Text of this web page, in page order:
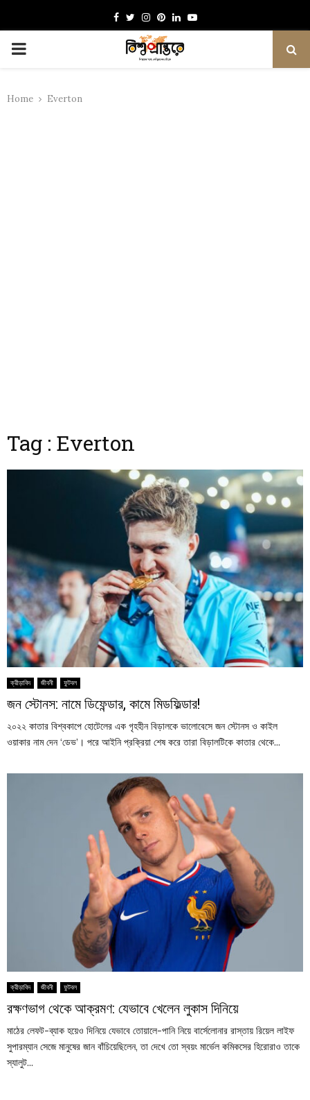
Facebook
TwitterInstagram
Pinterest
LinkedinYoutube
PRIMARY
Home Everton
Tag : Everton
ক্রীড়াবিদ জীবনী ফুটবল
জন স্টোনস: নামে ডিফেন্ডার, কামে মিডফিল্ডার!
২০২২ কাতার বিশ্বকাপে হোটেলের এক গৃহহীন বিড়ালকে ভালোবেসে জন স্টোনস ও কাইল
ওয়াকার নাম দেন ‘ডেভ’। পরে আইনি প্রক্রিয়া শেষ করে তারা বিড়ালটিকে কাতার থেকে...
ক্রীড়াবিদ জীবনী ফুটবল
রক্ষণভাগ থেকে আক্রমণ: যেভাবে খেলেন লুকাস দিনিয়ে
মাঠের লেফট-ব্যাক হয়েও দিনিয়ে যেভাবে তোয়ালে-পানি নিয়ে বার্সেলোনার রাস্তায় রিয়েল লাইফ
সুপারম্যান সেজে মানুষের জান বাঁচিয়েছিলেন, তা দেখে তো স্বয়ং মার্ভেল কমিকসের হিরোরাও তাকে
স্যালুট...